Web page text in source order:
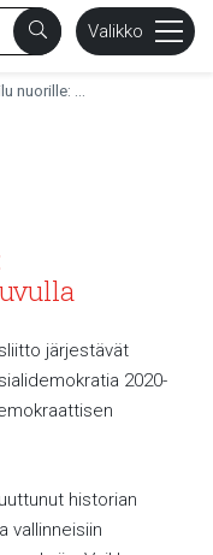
Valikko
järjestävät
2020-
historian
vallinneisiin